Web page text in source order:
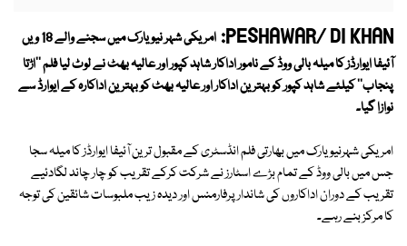
PESHAWAR/ DI KHAN:
امریکی شہر نیویارک میں سجنے والے 18 ویں
آئیفا ایوارڈز کا میلہ بالی ووڈ کے نامور اداکار شاہد کپور اور عالیہ بھٹ نے لوٹ لیا فلم ''اڑتا
پنجاب'' کیلئے شاہد کپور کو بہترین اداکار اور عالیہ بھٹ کو بہترین اداکارہ کے ایوارڈ سے
نوازا گیا۔
امریکی شہرنیویارک میں بھارتی فلم انڈسٹری کے مقبول ترین آئیفا ایوارڈز کا میلہ سجا
جس میں بالی ووڈ کے تمام بڑے اسٹارز نے شرکت کرکے تقریب کو چار چاند لگادئیے
تقریب کے دوران اداکاروں کی شاندار پرفارمنس اور دیدہ زیب ملبوسات شائقین کی توجہ
کا مرکز بنے رہے۔